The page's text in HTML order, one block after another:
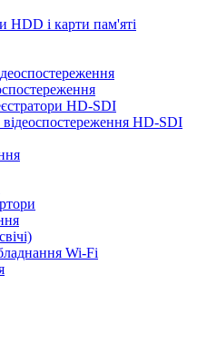
HDD і карти пам'яті
HD-SDI
HD-SDI
Wi-Fi